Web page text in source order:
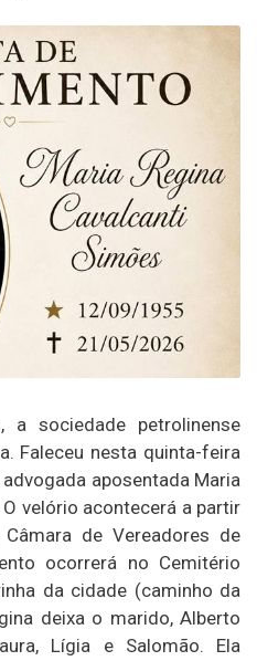
sociedade petrolinense
Faleceu nesta quinta-feira
aposentada Maria
velório acontecerá a partir
de Vereadores de
ocorrerá no Cemitério
da cidade (caminho da
deixa o marido, Alberto
Lígia e Salomão. Ela